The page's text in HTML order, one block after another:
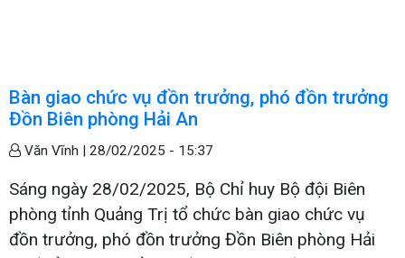
Bàn giao chức vụ đồn trưởng, phó đồn trưởng
Đồn Biên phòng Hải An
Văn Vĩnh | 28/02/2025 - 15:37
Sáng ngày 28/02/2025, Bộ Chỉ huy Bộ đội Biên
phòng tỉnh Quảng Trị tổ chức bàn giao chức vụ
đồn trưởng, phó đồn trưởng Đồn Biên phòng Hải